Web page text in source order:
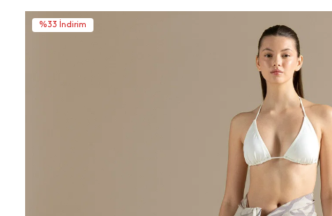
%33 İndirim